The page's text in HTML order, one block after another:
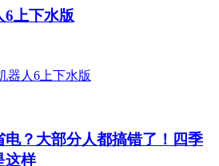
6上下水版
？大部分人都搞错了！四季
这样